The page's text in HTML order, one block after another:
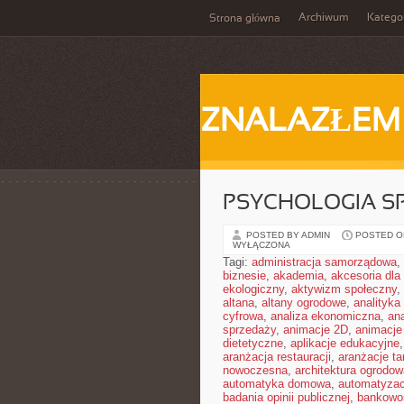
Strona główna Archiwum
ZNALAZŁEM
PSYCHOLOGIA
POSTED BY ADMIN POSTED
WYŁĄCZONA
Tagi: administracja samorządowa,
biznesie, akademia, akcesoria
ekologiczny, aktywizm społeczny,
altana, altany ogrodowe, analityka
cyfrowa, analiza ekonomiczna,
sprzedaży, animacje 2D,
dietetyczne, aplikacje edukacyjne,
aranżacja restauracji, aranżacje
nowoczesna, architektura
automatyka domowa,
badania opinii publicznej,